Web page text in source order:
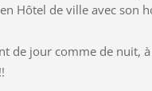
Hôtel de ville avec son
de jour comme de nuit,